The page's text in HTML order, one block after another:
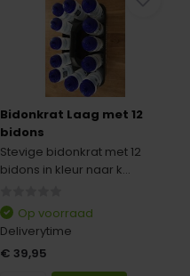
Bidonkrat Laag met 12
bidons
Stevige bidonkrat met 12
bidons in kleur naar k...
Op voorraad
Deliverytime
€ 39,95